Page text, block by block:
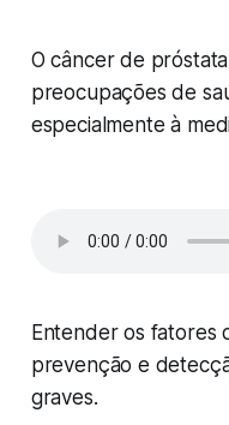
O câncer de
preocupações de
especialmente à
Entender os fatores
prevenção e
graves.